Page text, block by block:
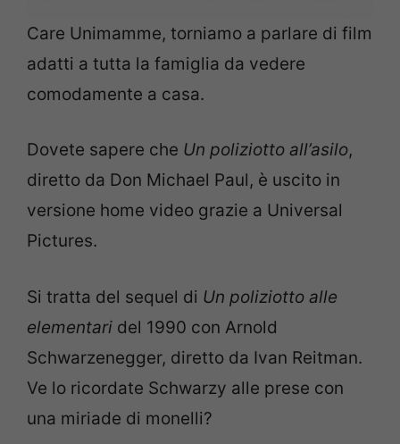
Care Unimamme, torniamo a parlare di film
adatti a tutta la famiglia da vedere
comodamente a casa.
Dovete sapere che Un poliziotto all’asilo,
diretto da Don Michael Paul, è uscito in
versione home video grazie a Universal
Pictures.
Si tratta del sequel di Un poliziotto alle
elementari del 1990 con Arnold
Schwarzenegger, diretto da Ivan Reitman.
Ve lo ricordate Schwarzy alle prese con
una miriade di monelli?